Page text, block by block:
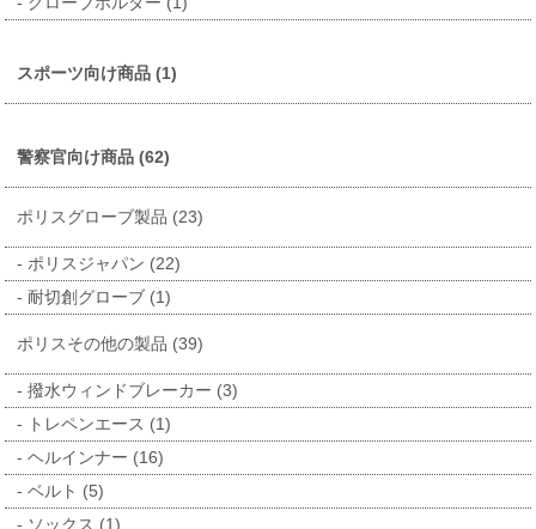
スポーツ向け商品 (1)
警察官向け商品 (62)
ポリスグローブ製品 (23)
ポリスジャパン (22)
耐切創グローブ (1)
ポリスその他の製品 (39)
撥水ウィンドブレーカー (3)
トレペンエース (1)
ヘルインナー (16)
ベルト (5)
ソックス (1)